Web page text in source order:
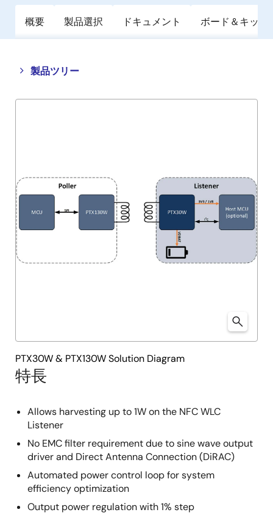
概要 製品選択 ドキュメント ボード＆キット
製品ツリー
Close
tree
Open
tree
特長
Allows harvesting up to 1W on the NFC WLC
Listener
No EMC filter requirement due to sine wave output
driver and Direct Antenna Connection (DiRAC)
Automated power control loop for system
efficiency optimization
Output power regulation with 1% step
PTX30W & PTX130W Solution Diagram